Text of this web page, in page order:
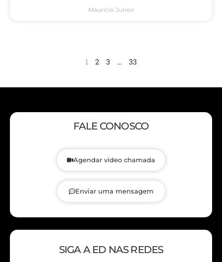
Mauricio Junior
1 2 3 … 33
FALE CONOSCO
Agendar vídeo chamada
Enviar uma mensagem
SIGA A ED NAS REDES